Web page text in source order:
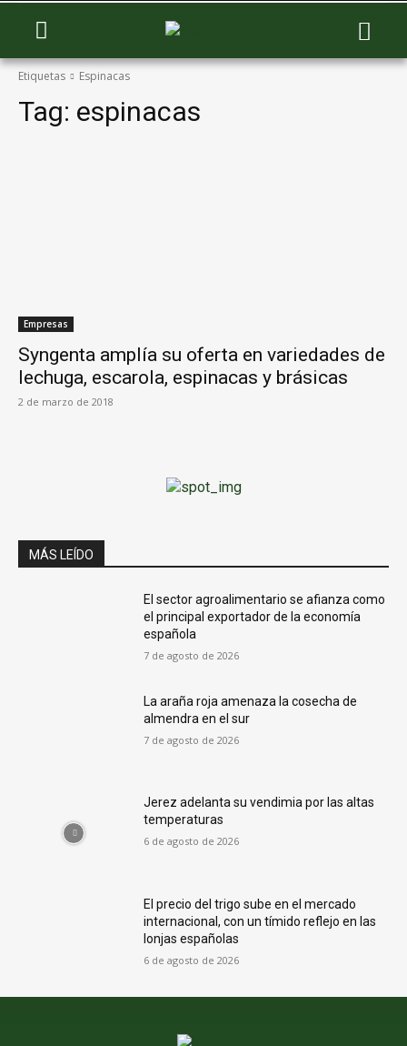
Etiquetas Espinacas
Tag: espinacas
Empresas
Syngenta amplía su oferta en variedades de
lechuga, escarola, espinacas y brásicas
2 de marzo de 2018
MÁS LEÍDO
El sector agroalimentario se afianza como
el principal exportador de la economía
española
7 de agosto de 2026
La araña roja amenaza la cosecha de
almendra en el sur
7 de agosto de 2026
Jerez adelanta su vendimia por las altas
temperaturas
6 de agosto de 2026
El precio del trigo sube en el mercado
internacional, con un tímido reflejo en las
lonjas españolas
6 de agosto de 2026